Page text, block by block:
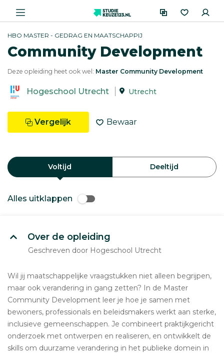
HBO MASTER - GEDRAG EN MAATSCHAPPIJ
Community Development
Deze opleiding heet ook wel: Master Community Development
Hogeschool Utrecht Utrecht
Vergelijk Bewaar
Voltijd Deeltijd
Alles uitklappen
Over de opleiding
Geschreven door Hogeschool Utrecht
Wil jij maatschappelijke vraagstukken niet alleen begrijpen,
maar ook verandering in gang zetten? In de Master
Community Development leer je hoe je samen met
bewoners, professionals en beleidsmakers werkt aan sterke,
inclusieve gemeenschappen. Je combineert praktijkgericht
onderzoek met ontwerpen en realiseren, en ontwikkelt de
skills om duurzame verandering in het publieke domein in